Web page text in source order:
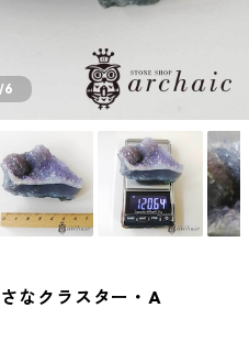
/6
なクラスター・A